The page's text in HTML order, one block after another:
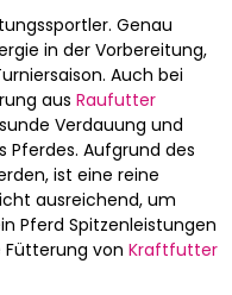
Genau
in der Vorbereitung,
Auch bei
aus Raufutter
Verdauung und
Pferdes. Aufgrund des
ist eine reine
ausreichend, um
Pferd Spitzenleistungen
Fütterung von Kraftfutter